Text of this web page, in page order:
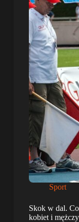
Sport
Skok w dal.
kobiet i